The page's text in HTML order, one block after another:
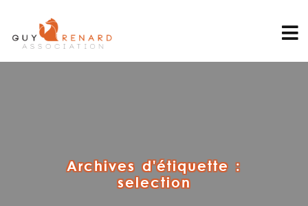
Archives d'étiquette :
selection